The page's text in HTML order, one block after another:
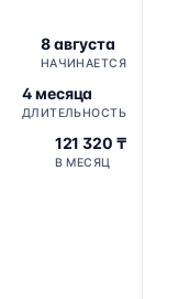
8 августа
НАЧИНАЕТСЯ
4 месяца
ДЛИТЕЛЬНОСТЬ
121 320 ₸
В МЕСЯЦ